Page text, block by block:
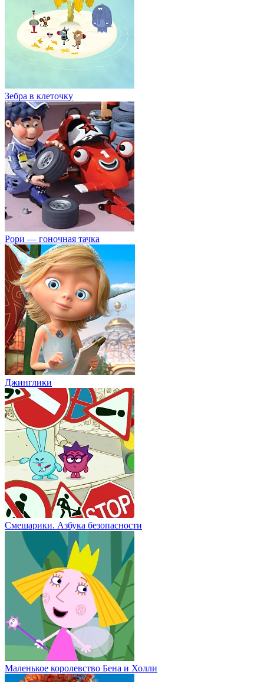
Зебра в клеточку
Рори — гоночная тачка
Джинглики
Смешарики. Азбука безопасности
Маленькое королевство Бена и Холли